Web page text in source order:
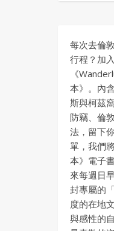
每次去倫
行程？加
《
本》。內
斯與柯茲
防竊、倫
法，留下
單，我們
本》電子
來每週日
封專屬的
度的在地
與感性的